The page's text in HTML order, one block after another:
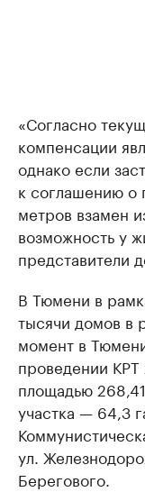
«Согласно
компенсации
однако если
к соглашению о
метров взамен
возможность у
представители
В Тюмени в
тысячи домов в
момент в
проведении
площадью
участка — 64,3
ул.
Берегового.